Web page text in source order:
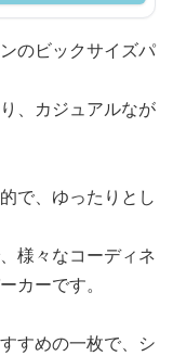
のビックサイズパ
、カジュアルなが
で、ゆったりとし
様々なコーディネ
カーです。
すめの一枚で、シ